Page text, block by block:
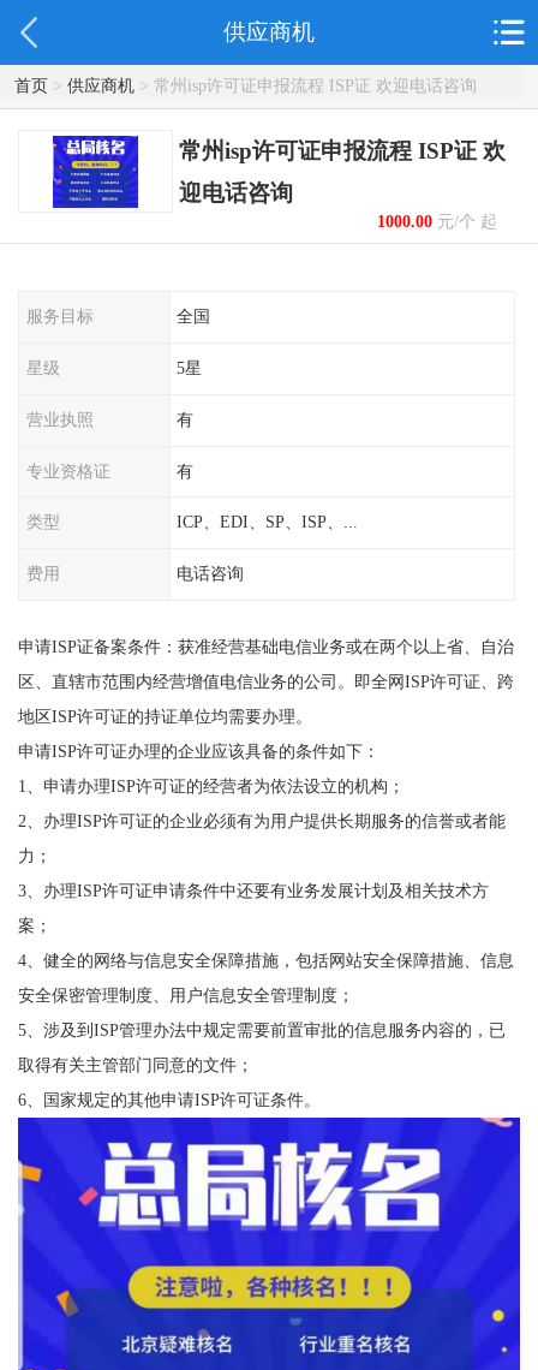
供应商机
首页> 供应商机> 常州isp许可证申报流程 ISP证 欢迎电话咨询
常州isp许可证申报流程 ISP证 欢
迎电话咨询
1000.00元/个 起
服务目标 全国
星级 5星
营业执照 有
专业资格证 有
类型 ICP、EDI、SP、ISP、...
费用 电话咨询
申请ISP证备案条件：获准经营基础电信业务或在两个以上省、自治
区、直辖市范围内经营增值电信业务的公司。即全网ISP许可证、跨
地区ISP许可证的持证单位均需要办理。
申请ISP许可证办理的企业应该具备的条件如下：
1、申请办理ISP许可证的经营者为依法设立的机构；
2、办理ISP许可证的企业必须有为用户提供长期服务的信誉或者能
力；
3、办理ISP许可证申请条件中还要有业务发展计划及相关技术方
案；
4、健全的网络与信息安全保障措施，包括网站安全保障措施、信息
安全保密管理制度、用户信息安全管理制度；
5、涉及到ISP管理办法中规定需要前置审批的信息服务内容的，已
取得有关主管部门同意的文件；
6、国家规定的其他申请ISP许可证条件。